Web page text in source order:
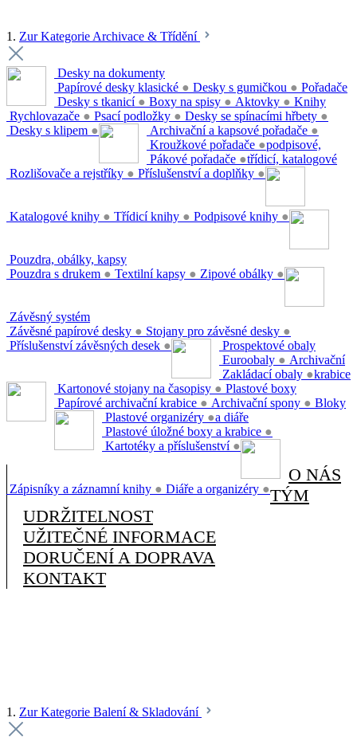
1. Zur Kategorie Archivace & Třídění
Desky na dokumenty
Papírové desky klasické ● Desky s gumičkou ●
Desky s tkanicí ● Boxy na spisy ● Aktovky ●
Rychlovazače ● Psací podložky ● Desky se spínacími hřbety ●
Desky s klipem ●
Pořadače
Archivační a kapsové pořadače ●
Kroužkové pořadače ●
Pákové pořadače ●
Rozlišovače a rejstříky ● Příslušenství a doplňky ●
Knihy
podpisové,
třídicí, katalogové
Katalogové knihy ● Třídicí knihy ● Podpisové knihy ●
Pouzdra, obálky, kapsy
Pouzdra s drukem ● Textilní kapsy ● Zipové obálky ●
Závěsný systém
Závěsné papírové desky ● Stojany pro závěsné desky ●
Příslušenství závěsných desek ●
Prospektové obaly
Euroobaly ●
Zakládací obaly ●
Archivační
krabice
Kartonové stojany na časopisy ●
Papírové archivační krabice ● Archivační spony ●
Plastové boxy
Plastové organizéry ●
Plastové úložné boxy a krabice ●
Kartotéky a příslušenství ●
Bloky
a diáře
Zápisníky a záznamní knihy ● Diáře a organizéry ●
O NÁS
TÝM
UDRŽITELNOST
UŽITEČNÉ INFORMACE
DORUČENÍ A DOPRAVA
KONTAKT
1. Zur Kategorie Balení & Skladování